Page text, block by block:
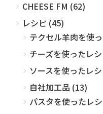
CHEESE FM (62)
レシピ (45)
テクセル羊肉を使
チーズを使ったレ
ソースを使ったレ
自社加工品 (13)
パスタを使ったレ